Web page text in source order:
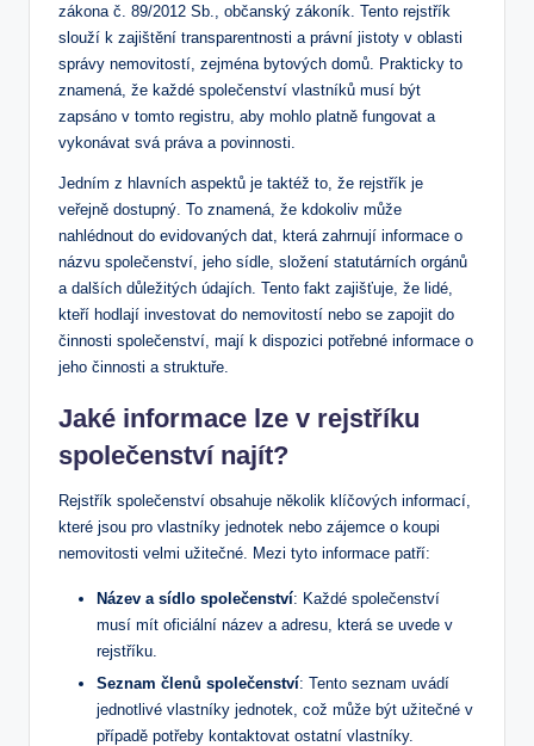
zákona č. 89/2012 Sb.,​ občanský zákoník. ⁤Tento rejstřík
‍slouží k zajištění transparentnosti a ⁣právní jistoty⁣ v oblasti
správy nemovitostí, zejména bytových domů. Prakticky ‌to
znamená, že ⁤každé společenství vlastníků musí být
zapsáno v⁣ tomto registru, aby mohlo platně ⁣fungovat ‌a
vykonávat svá práva a povinnosti.
Jedním z hlavních aspektů je taktéž to, že rejstřík je
veřejně dostupný. To znamená, že kdokoliv může
nahlédnout⁣ do evidovaných dat, která zahrnují informace o
názvu společenství, jeho sídle, složení⁤ statutárních orgánů‍
a dalších důležitých údajích. Tento fakt zajišťuje,‍ že lidé,
kteří⁣ hodlají‌ investovat ⁣do nemovitostí nebo se zapojit do
činnosti‍ společenství, mají⁤ k dispozici potřebné informace o
jeho činnosti a struktuře.
Jaké informace lze v rejstříku
společenství ⁤najít?
Rejstřík společenství​ obsahuje několik klíčových informací,
které jsou pro vlastníky jednotek nebo ⁤zájemce o ⁤koupi
nemovitosti ⁤velmi užitečné. Mezi tyto informace patří:
Název a sídlo společenství: Každé společenství
musí mít oficiální název a adresu, která se uvede v
⁢rejstříku. ⁢
Seznam členů společenství: Tento ⁢seznam uvádí
jednotlivé vlastníky⁢ jednotek, což může být užitečné v
případě potřeby kontaktovat ostatní vlastníky.